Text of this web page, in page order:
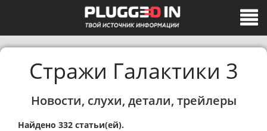
Стражи Галактики 3
Новости, слухи, детали, трейлеры
Найдено 332 статьи(ей).